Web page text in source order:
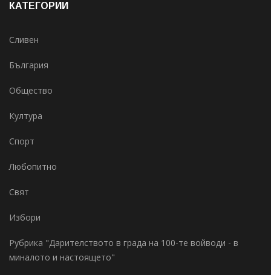
КАТЕГОРИИ
Сливен
България
Общество
Култура
Спорт
Любопитно
Свят
Избори
Рубрика "Дарителството в града на 100-те войводи - в
миналото и настоящето"